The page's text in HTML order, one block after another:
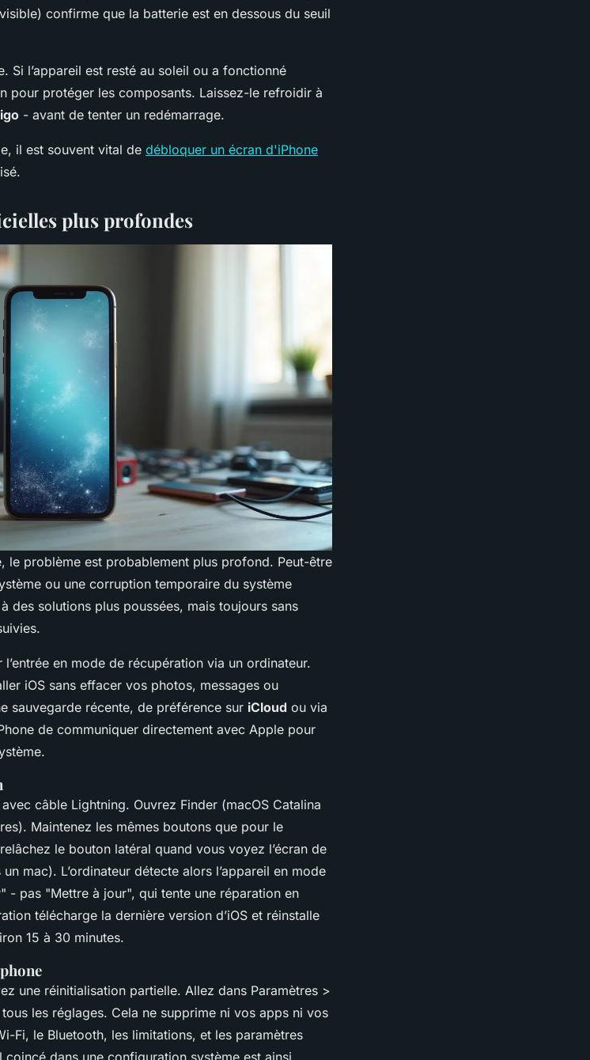
confirme que la batterie est en dessous du seuil
Si l’appareil est resté au soleil ou a fonctionné
pour protéger les composants. Laissez-le refroidir à
- avant de tenter un redémarrage.
il est souvent vital de débloquer un écran d'iPhone
plus profondes
le problème est probablement plus profond. Peut-être
ou une corruption temporaire du système
des solutions plus poussées, mais toujours sans
en mode de récupération via un ordinateur.
iOS sans effacer vos photos, messages ou
sauvegarde récente, de préférence sur iCloud ou via
de communiquer directement avec Apple pour
câble Lightning. Ouvrez Finder (macOS Catalina
Maintenez les mêmes boutons que pour le
le bouton latéral quand vous voyez l’écran de
mac). L’ordinateur détecte alors l’appareil en mode
- pas "Mettre à jour", qui tente une réparation en
télécharge la dernière version d’iOS et réinstalle
15 à 30 minutes.
une réinitialisation partielle. Allez dans Paramètres >
les réglages. Cela ne supprime ni vos apps ni vos
Fi, le Bluetooth, les limitations, et les paramètres